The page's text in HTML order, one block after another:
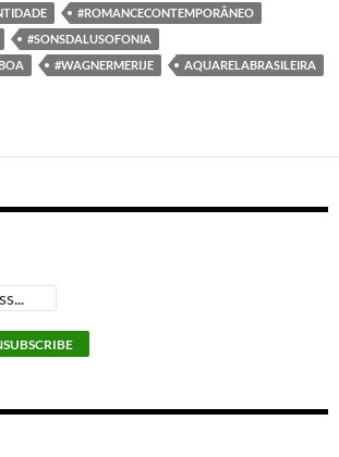
#ROMANCECONTEMPORÂNEO
#SONSDALUSOFONIA
#WAGNERMERIJE
AQUARELABRASILEIRA